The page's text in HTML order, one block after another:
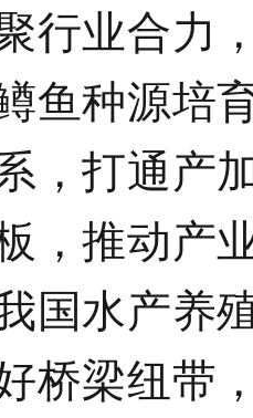
行业合力
鱼种源培
，打通产
，推动产
国水产养
桥梁纽带